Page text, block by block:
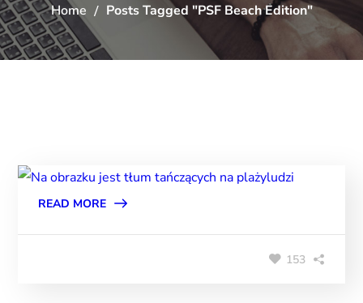
Home Posts Tagged "PSF Beach Edition"
READ MORE
153